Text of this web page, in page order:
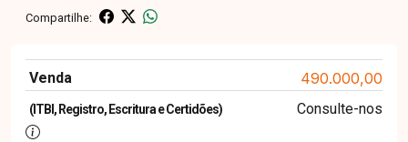
Compartilhe:
Venda 490.000,00
(ITBI, Registro, Escritura e Certidões) Consulte-nos